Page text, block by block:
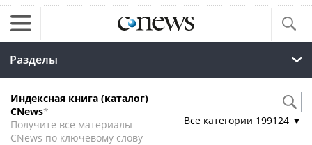
Разделы
Индексная книга (каталог)
CNews*
Получите все материалы
CNews по ключевому слову
Все категории 199124 ▼